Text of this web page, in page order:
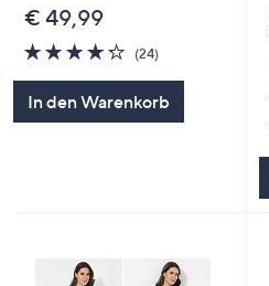
€ 49,99
4.2
von
(24)24
In den Warenkorb